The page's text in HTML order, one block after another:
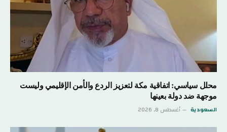
محلل سياسي: اتفاقية مكة لتعزيز الردع والأمن الإقليمي وليست
موجهة ضد دولة بعينها
السعودية أغسطس 8, 2026